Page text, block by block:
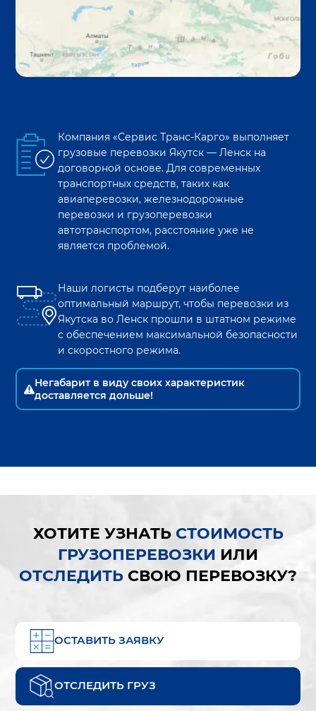
Компания «Сервис Транс-Карго» выполняет
грузовые перевозки Якутск —Ленск на
договорной основе. Для современных
транспортных средств, таких как
авиаперевозки, железнодорожные
перевозки и грузоперевозки
автотранспортом, расстояние уже не
является проблемой.
Наши логисты подберут наиболее
оптимальный маршрут, чтобы перевозки из
Якутска воЛенск прошли в штатном режиме
с обеспечением максимальной безопасности
и скоростного режима.
Негабарит в виду своих характеристик
доставляется дольше!
ХОТИТЕ УЗНАТЬ СТОИМОСТЬ
ГРУЗОПЕРЕВОЗКИ ИЛИ
ОТСЛЕДИТЬ СВОЮ ПЕРЕВОЗКУ?
ОСТАВИТЬ ЗАЯВКУ
ОТСЛЕДИТЬ ГРУЗ